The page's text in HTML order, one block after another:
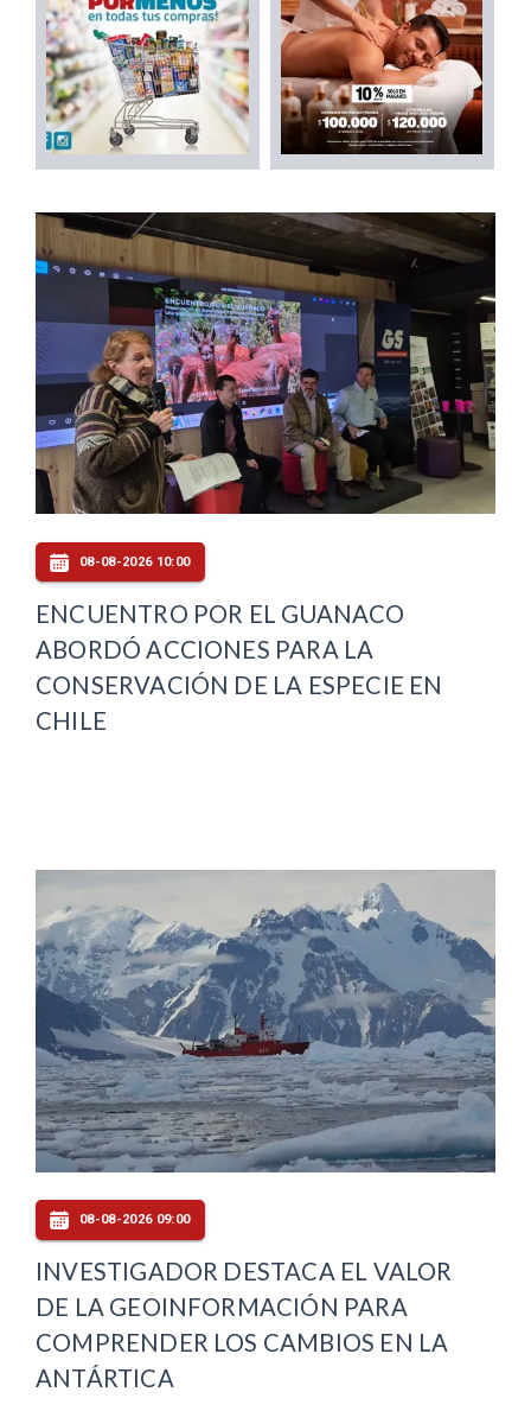
08-08-2026 10:00
ENCUENTRO POR EL GUANACO
ABORDÓ ACCIONES PARA LA
CONSERVACIÓN DE LA ESPECIE EN
CHILE
08-08-2026 09:00
INVESTIGADOR DESTACA EL VALOR
DE LA GEOINFORMACIÓN PARA
COMPRENDER LOS CAMBIOS EN LA
ANTÁRTICA